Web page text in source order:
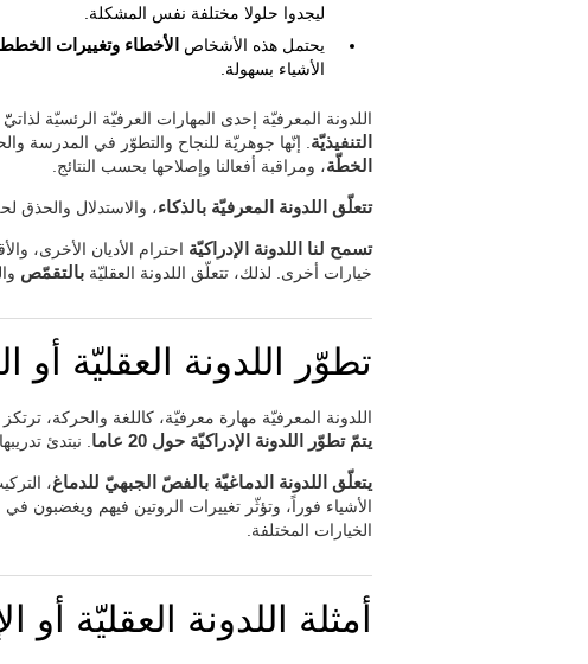
ليجدوا حلولا مختلفة نفس المشكلة.
يحتمل هذه الأشخاص
الأخطاء وتغييرات
الأشياء بسهولة.
اللدونة المعرفيّة إحدى المهارات العرفيّة الرئسيّة
التنفيذيّة . إنّها جوهريّة للنجاح والتطوّر في المدرسة
الخطّة، ومراقبة أفعالنا وإصلاحها بحسب النتائج.
تتعلّق اللدونة المعرفيّة بالذكاء، والاستدلال والحذق
تسمح لنا اللدونة الإدراكيّة احترام الأديان الأخرى،
خيارات أخرى. لذلك، تتعلّق اللدونة العقليّة بالتقمّص
تطوّر اللدونة العقليّة أو
اللدونة المعرفيّة مهارة معرفيّة، كاللغة والحركة،
يتمّ تطوّر اللدونة الإدراكيّة حول 20 عاما
. نبتدئ
يتعلّق اللدونة الدماغيّة بالفصّ الجبهيّ للدماغ،
الأشياء فوراً، وتؤثّر تغييرات الروتين فيهم ويغضبون
الخيارات المختلفة.
أمثلة اللدونة العقليّة أو